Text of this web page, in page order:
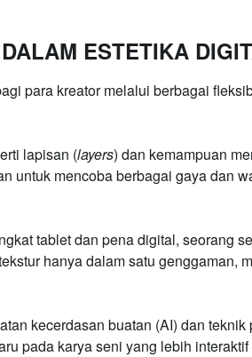
ESTETIKA
para kreator melalui berbagai
lapisan (layers) dan kemampuan
untuk mencoba berbagai gaya dan
tablet dan pena digital, seorang
hanya dalam satu genggaman,
kecerdasan buatan (AI) dan teknik
pada karya seni yang lebih